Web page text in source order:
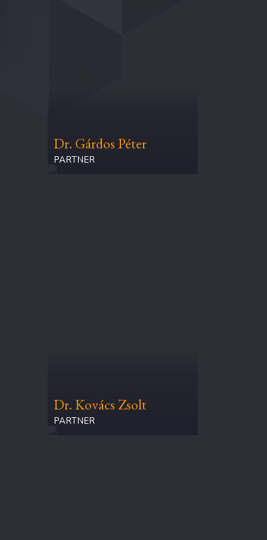
Dr. Gárdos Péter
PARTNER
Dr. Kovács Zsolt
PARTNER